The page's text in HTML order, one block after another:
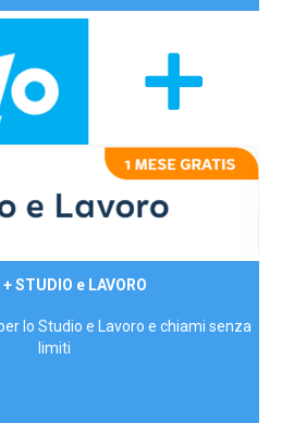
+ STUDIO e LAVORO
lo Studio e Lavoro e chiami senza
limiti